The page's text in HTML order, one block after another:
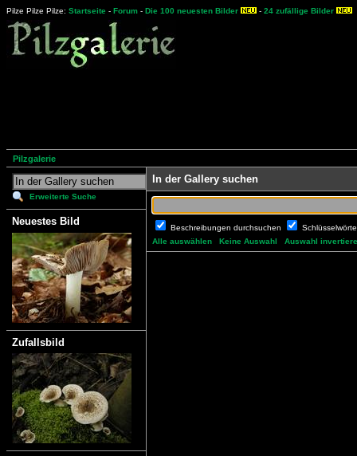
Pilze Pilze Pilze: Startseite - Forum - Die 100 neuesten Bilder - 24 zufällige Bilder
Pilzgalerie
Erweiterte Suche
Neuestes Bild
Zufallsbild
In der Gallery suchen
Beschreibungen durchsuchen
Alle auswählen
Keine Auswahl Auswahl